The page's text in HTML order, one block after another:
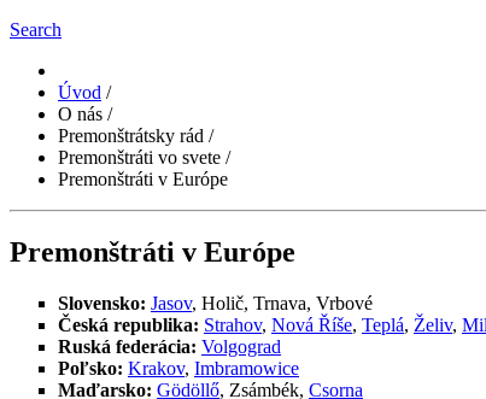
Search
Úvod /
O nás /
Premonštrátsky rád /
Premonštráti vo svete /
Premonštráti v Európe
Premonštráti v Európe
Slovensko: Jasov, Holič, Trnava, Vrbové
Česká republika: Strahov, Nová Říše, Teplá, Želiv,
Ruská federácia: Volgograd
Poľsko: Krakov, Imbramowice
Maďarsko: Gödöllő, Zsámbék, Csorna